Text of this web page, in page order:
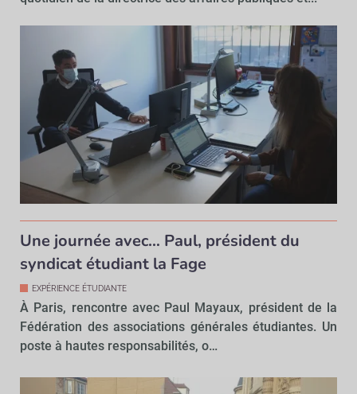
Une journée avec… Paul, président du
syndicat étudiant la Fage
EXPÉRIENCE ÉTUDIANTE
À Paris, rencontre avec Paul Mayaux, président de la
Fédération des associations générales étudiantes. Un
poste à hautes responsabilités, o…